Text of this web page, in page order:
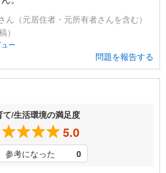
（元居住者・元所有者さんを含む）
）
ー
問題を報告する
て/生活環境の満足度
5.0
参考になった 0